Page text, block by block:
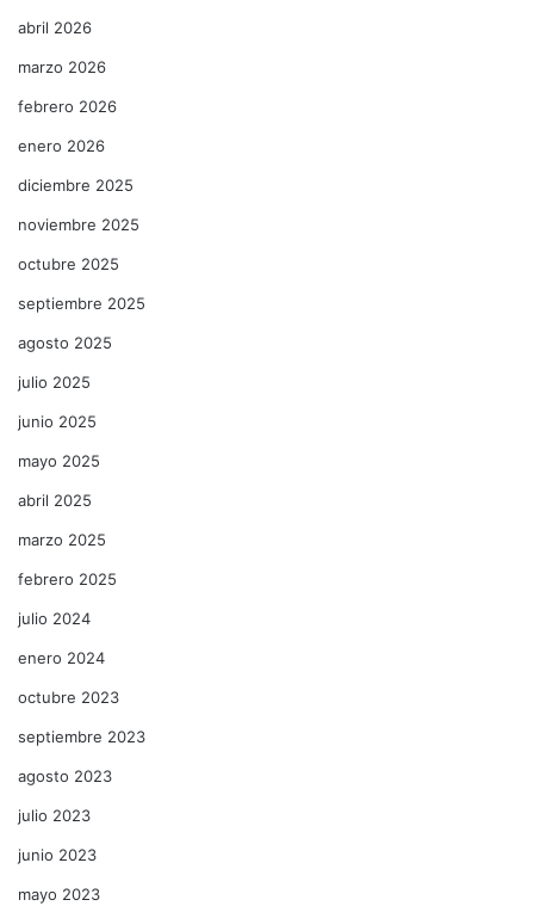
abril 2026
marzo 2026
febrero 2026
enero 2026
diciembre 2025
noviembre 2025
octubre 2025
septiembre 2025
agosto 2025
julio 2025
junio 2025
mayo 2025
abril 2025
marzo 2025
febrero 2025
julio 2024
enero 2024
octubre 2023
septiembre 2023
agosto 2023
julio 2023
junio 2023
mayo 2023